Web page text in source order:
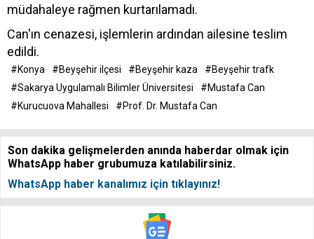
müdahaleye rağmen kurtarılamadı.
Can'ın cenazesi, işlemlerin ardından ailesine teslim
edildi.
#Konya #Beyşehir ilçesi #Beyşehir kaza
#Beyşehir trafk
#Sakarya Uygulamalı Bilimler Üniversitesi
#Mustafa Can
#Kurucuova Mahallesi
#Prof. Dr. Mustafa Can
Son dakika gelişmelerden anında haberdar olmak için
WhatsApp haber grubumuza katılabilirsiniz.
WhatsApp haber kanalımız için tıklayınız!